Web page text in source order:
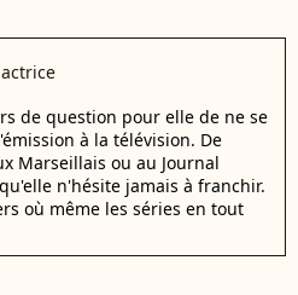
de question pour elle de ne se
à la télévision. De
Marseillais ou au Journal
n'hésite jamais à franchir.
où même les séries en tout